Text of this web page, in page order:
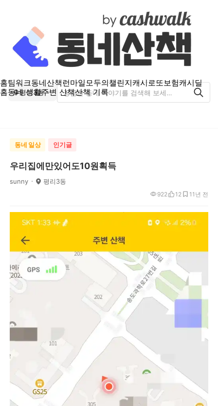
홈팀워크동네산책런마일모두의챌린지캐시로또보험캐시딜
홈동네 생활주변 산책산책 기록
평리3동
동네 일상 인기글
우리집에만있어도10원획득
sunny 평리3동
1년 전
922 12 1